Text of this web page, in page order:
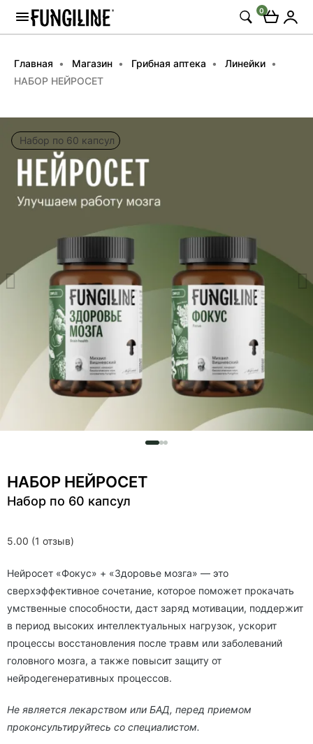
0
Главная Магазин Грибная аптека
Линейки
НАБОР НЕЙРОСЕТ
Набор по 60 капсул
5.00 (1 отзыв)
НАБОР НЕЙРОСЕТ
Набор по 60 капсул
Нейросет «Фокус» + «Здоровье мозга» — это
сверхэффективное сочетание, которое поможет прокачать
умственные способности, даст заряд мотивации, поддержит
в период высоких интеллектуальных нагрузок, ускорит
процессы восстановления после травм или заболеваний
головного мозга, а также повысит защиту от
нейродегенеративных процессов.
Не является лекарством или БАД, перед приемом
проконсультируйтесь со специалистом.